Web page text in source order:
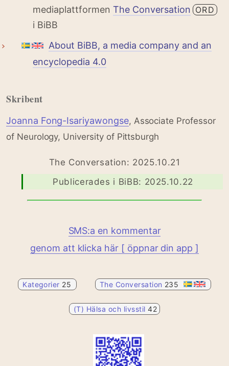
mediaplattformen The Conversation ORD
i BiBB
About BiBB, a media company and an
encyclopedia 4.0
Skribent
Joanna Fong-Isariyawongse, Associate Professor
of Neurology, University of Pittsburgh
The Conversation: 2025.10.21
Publicerades i BiBB: 2025.10.22
SMS:a en kommentar
genom att klicka här [ öppnar din app ]
Kategorier 25 The Conversation 235
(T) Hälsa och livsstil42